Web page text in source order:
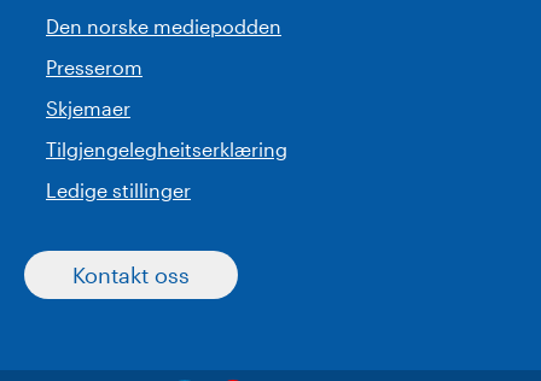
Den norske mediepodden
Presserom
Skjemaer
Tilgjengelegheitserklæring
Ledige stillinger
Kontakt oss